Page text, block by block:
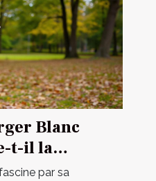
Blanc
t-il la
?
par sa